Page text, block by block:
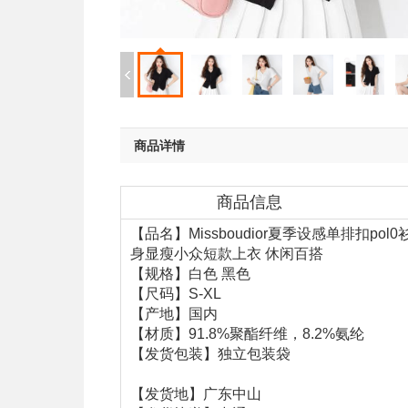
商品详情
商品信息
【品名】Missboudior夏季设感单排扣pol0
身显瘦小众短款上衣 休闲百搭
【规格】白色 黑色
【尺码】S-XL
【产地】国内
【材质】91.8%聚酯纤维，8.2%氨纶
【发货包装】独立包装袋
【发货地】广东中山